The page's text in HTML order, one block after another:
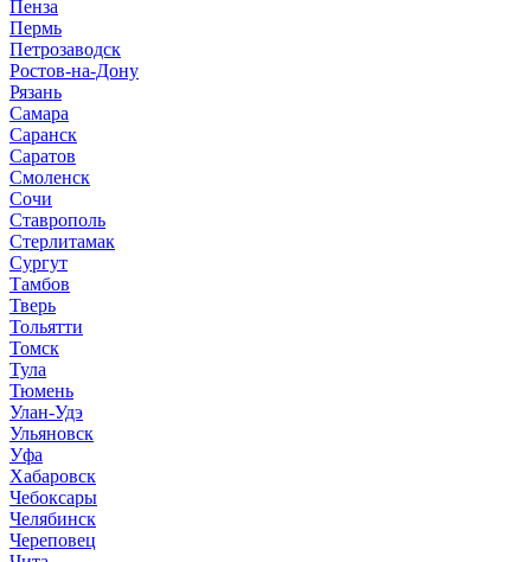
Пенза
Пермь
Петрозаводск
Ростов-на-Дону
Рязань
Самара
Саранск
Саратов
Смоленск
Сочи
Ставрополь
Стерлитамак
Сургут
Тамбов
Тверь
Тольятти
Томск
Тула
Тюмень
Улан-Удэ
Ульяновск
Уфа
Хабаровск
Чебоксары
Челябинск
Череповец